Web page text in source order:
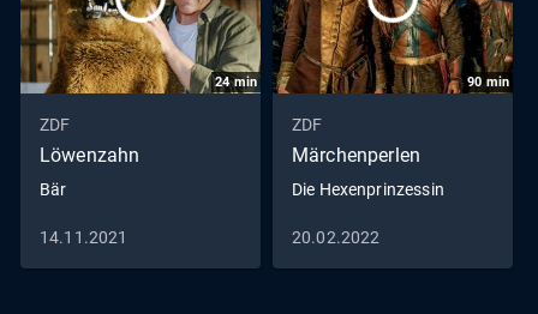
24min
ZDF
Löwenzahn
Bär
14.11.2021
90 min
ZDF
Märchenperlen
Die Hexenprinzessin
20.02.2022